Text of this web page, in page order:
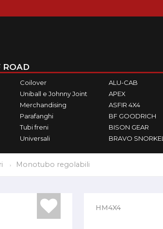
ROAD
Coilover
Uniball e Johnny Joint
Merchandising
Parafanghi
Tubi freni
Universali
ALU-CAB
APEX
ASFIR 4X4
BF GOODRICH
BISON GEAR
BRAVO SNORKEL
Monotubo regolabili
HM4X4